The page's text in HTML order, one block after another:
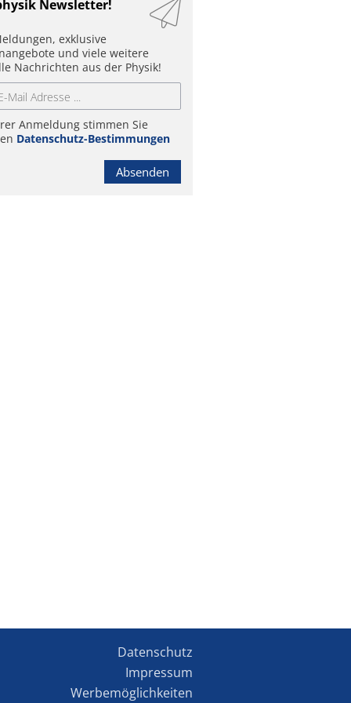
Newsletter!
exklusive
und viele weitere
Nachrichten aus der Physik!
Anmeldung stimmen Sie
Datenschutz-Bestimmungen
Absenden
Datenschutz
Impressum
Werbemöglichkeiten